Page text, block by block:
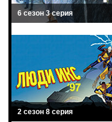
6 сезон 3 серия
2 сезон 8 серия